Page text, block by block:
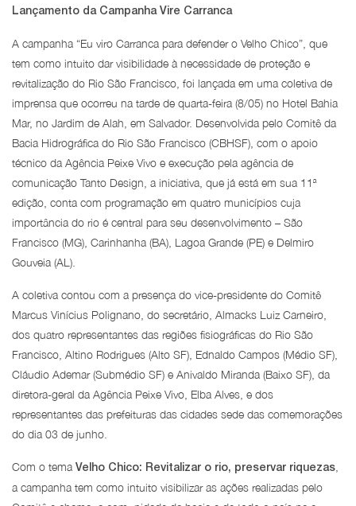
Lançamento da Campanha Vire Carranca
A campanha “Eu viro Carranca para defender o Velho Chico”, que
tem como intuito dar visibilidade à necessidade de proteção e
revitalização do Rio São Francisco, foi lançada em uma coletiva de
imprensa que ocorreu na tarde de quarta-feira (8/05) no Hotel Bahia
Mar, no Jardim de Alah, em Salvador. Desenvolvida pelo Comitê da
Bacia Hidrográfica do Rio São Francisco (CBHSF), com o apoio
técnico da Agência Peixe Vivo e execução pela agência de
comunicação Tanto Design, a iniciativa, que já está em sua 11ª
edição, conta com programação em quatro municípios cuja
importância do rio é central para seu desenvolvimento – São
Francisco (MG), Carinhanha (BA), Lagoa Grande (PE) e Delmiro
Gouveia (AL).
A coletiva contou com a presença do vice-presidente do Comitê
Marcus Vinícius Polignano, do secretário, Almacks Luiz Carneiro,
dos quatro representantes das regiões fisiográficas do Rio São
Francisco, Altino Rodrigues (Alto SF), Ednaldo Campos (Médio SF),
Cláudio Ademar (Submédio SF) e Anivaldo Miranda (Baixo SF), da
diretora-geral da Agência Peixe Vivo, Elba Alves, e dos
representantes das prefeituras das cidades sede das comemorações
do dia 03 de junho.
Com o tema Velho Chico: Revitalizar o rio, preservar riquezas
a campanha tem como intuito visibilizar as ações realizadas pelo